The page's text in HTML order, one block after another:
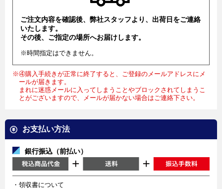
ご注文内容を確認後、弊社スタッフより、出荷日をご連絡
いたします。
その後、ご指定の場所へお届けします。
※時間指定はできません。
※④購入手続きが正常に終了すると、ご登録のメールアドレスにメ
ールが届きます。
まれに迷惑メールに入ってしまうことやブロックされてしまうこ
とがございますので、メールが届かない場合はご連絡下さい。
お支払い方法
銀行振込（前払い）
・領収書について